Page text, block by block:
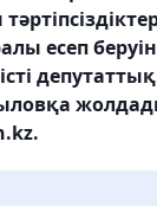
есеп